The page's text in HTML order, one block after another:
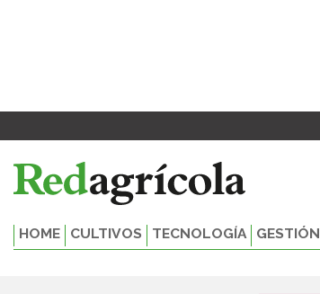
HOME CULTIVOS TECNOLOGÍA GESTIÓN